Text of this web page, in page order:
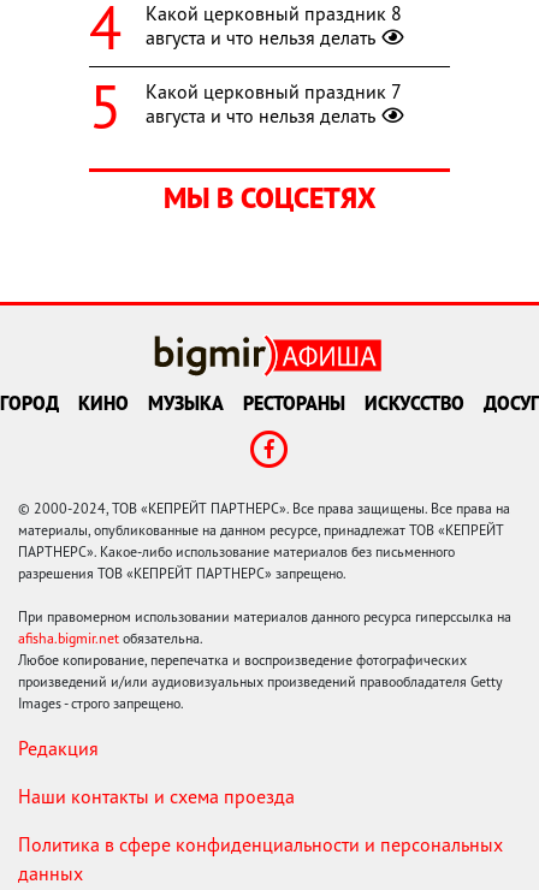
Какой церковный праздник 8
августа и что нельзя делать
Какой церковный праздник 7
августа и что нельзя делать
МЫ В СОЦСЕТЯХ
ГОРОД КИНО МУЗЫКА РЕСТОРАНЫ ИСКУССТВО ДОСУГ
© 2000-2024, ТОВ «КЕПРЕЙТ ПАРТНЕРС». Все права защищены. Все права на
материалы, опубликованные на данном ресурсе, принадлежат ТОВ «КЕПРЕЙТ
ПАРТНЕРС». Какое-либо использование материалов без письменного
разрешения ТОВ «КЕПРЕЙТ ПАРТНЕРС» запрещено.
При правомерном использовании материалов данного ресурса гиперссылка на
afisha.bigmir.net обязательна.
Любое копирование, перепечатка и воспроизведение фотографических
произведений и/или аудиовизуальных произведений правообладателя Getty
Images - строго запрещено.
Редакция
Наши контакты и схема проезда
Политика в сфере конфиденциальности и персональных
данных